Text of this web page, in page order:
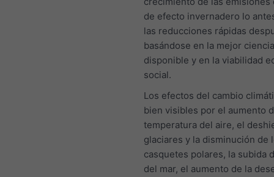
de efecto invernadero lo
las reducciones rápidas
basándose en la mejor ciencia
disponible y en la viabilidad
social.
Los efectos del cambio
bien visibles por el aumento
temperatura del aire, el
glaciares y la disminución de
casquetes polares, la subida
del mar, el aumento de la